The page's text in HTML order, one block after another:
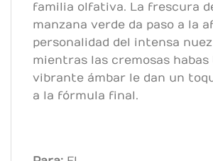
familia olfativa. La frescura
manzana verde da paso a la
personalidad del intensa
mientras las cremosas habas
vibrante ámbar le dan un
a la fórmula final.